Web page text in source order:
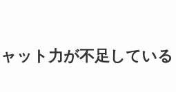
ット力が不足している